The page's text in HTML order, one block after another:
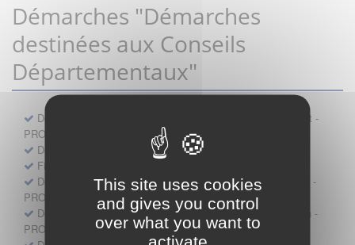
This site uses cookies
and gives you control
over what you want to
activate
Démarches "Démarches
destinées aux Conseils
Départementaux"
Déclaration préalable d'ouverture d'un lieu d'exercice distinct -
PROFESSIONNEL
Demande d'exemption de garde - PROFESSIONNEL
Fiche de signalement d'agression
Demande d’autorisation de se faire assister par un médecin -
PROFESSIONNEL
Demande d'autorisation de tenue de cabinet par un médecin -
PROFESSIONNEL